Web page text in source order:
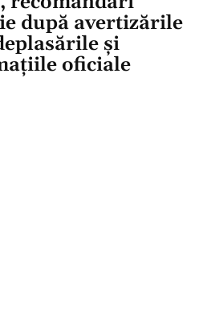
după avertizările
și
oficiale